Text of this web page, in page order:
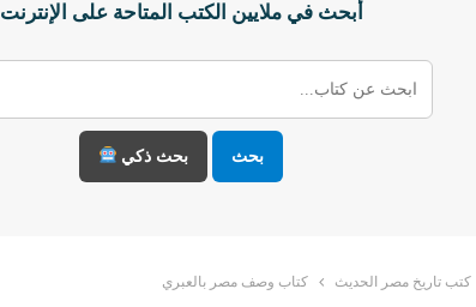
أبحث في ملايين الكتب المتاحة على الإنترنت
بحث بحث ذكي
كتب تاريخ مصر الحديث كتاب وصف مصر بالعبري